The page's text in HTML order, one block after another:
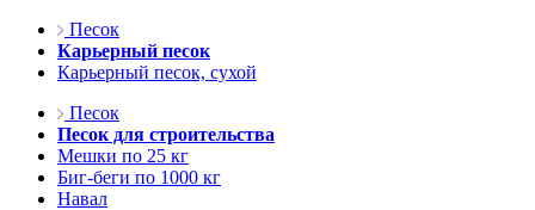
Песок
Карьерный песок
Карьерный песок, сухой
Песок
Песок для строительства
Мешки по 25 кг
Биг-беги по 1000 кг
Навал